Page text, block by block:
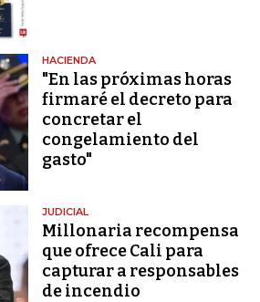
HACIENDA
"En las próximas horas
firmaré el decreto para
concretar el
congelamiento del
gasto"
JUDICIAL
Millonaria recompensa
que ofrece Cali para
capturar a responsables
de incendio